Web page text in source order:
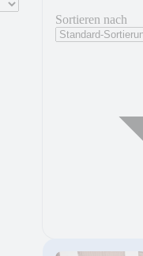
Sortieren nach